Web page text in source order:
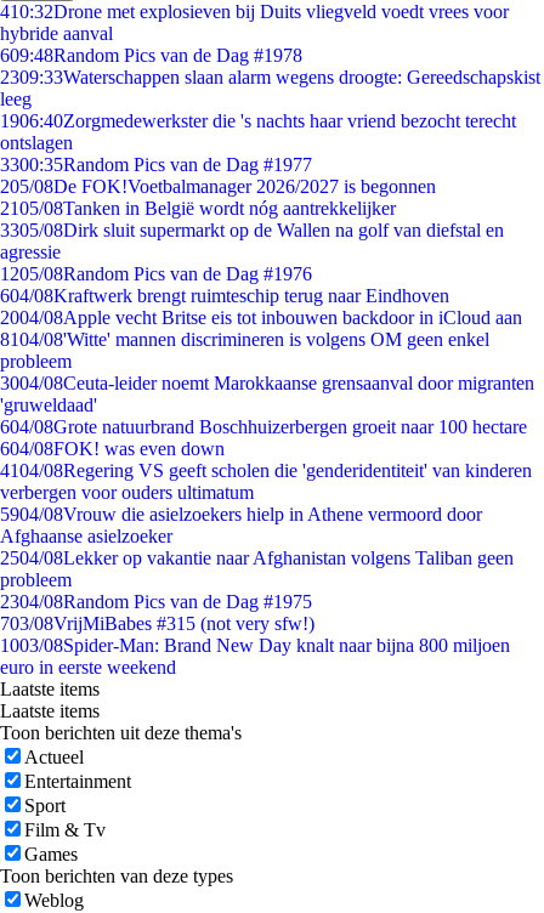
410:32Drone met explosieven bij Duits vliegveld voedt vrees voor
hybride aanval
609:48Random Pics van de Dag #1978
2309:33Waterschappen slaan alarm wegens droogte: Gereedschapskist
leeg
1906:40Zorgmedewerkster die 's nachts haar vriend bezocht terecht
ontslagen
3300:35Random Pics van de Dag #1977
205/08De FOK!Voetbalmanager 2026/2027 is begonnen
2105/08Tanken in België wordt nóg aantrekkelijker
3305/08Dirk sluit supermarkt op de Wallen na golf van diefstal en
agressie
1205/08Random Pics van de Dag #1976
604/08Kraftwerk brengt ruimteschip terug naar Eindhoven
2004/08Apple vecht Britse eis tot inbouwen backdoor in iCloud aan
8104/08'Witte' mannen discrimineren is volgens OM geen enkel
probleem
3004/08Ceuta-leider noemt Marokkaanse grensaanval door migranten
'gruweldaad'
604/08Grote natuurbrand Boschhuizerbergen groeit naar 100 hectare
604/08FOK! was even down
4104/08Regering VS geeft scholen die 'genderidentiteit' van kinderen
verbergen voor ouders ultimatum
5904/08Vrouw die asielzoekers hielp in Athene vermoord door
Afghaanse asielzoeker
2504/08Lekker op vakantie naar Afghanistan volgens Taliban geen
probleem
2304/08Random Pics van de Dag #1975
703/08VrijMiBabes #315 (not very sfw!)
1003/08Spider-Man: Brand New Day knalt naar bijna 800 miljoen
euro in eerste weekend
Laatste items
Laatste items
Toon berichten uit deze thema's
Actueel
Entertainment
Sport
Film & Tv
Games
Toon berichten van deze types
Weblog